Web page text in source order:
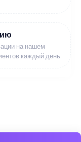
на нашем
каждый день